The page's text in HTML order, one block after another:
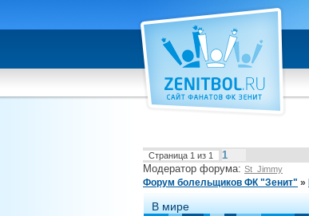
Страница 1 из 1 1
Модератор форума: St_Jimmy
Форум болельщиков ФК "Зенит" »
В мире